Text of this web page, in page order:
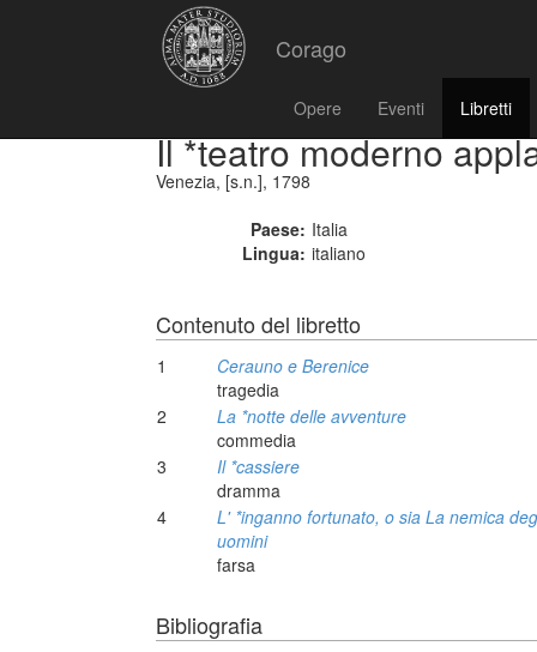
Corago
Opere Eventi Libretti
Il *teatro moderno
Venezia, [s.n.], 1798
Paese: Italia
Lingua: italiano
Contenuto del libretto
1
Cerauno e Berenice
tragedia
2
La *notte delle avventure
commedia
3
Il *cassiere
dramma
4
L' *inganno fortunato, o sia La nemica
uomini
farsa
Bibliografia